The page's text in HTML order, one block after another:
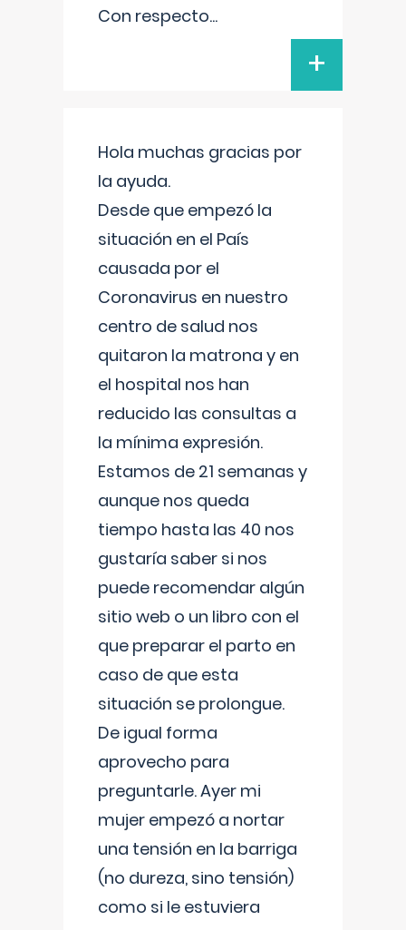
Con respecto...
+
Hola muchas gracias por
la ayuda.
Desde que empezó la
situación en el País
causada por el
Coronavirus en nuestro
centro de salud nos
quitaron la matrona y en
el hospital nos han
reducido las consultas a
la mínima expresión.
Estamos de 21 semanas y
aunque nos queda
tiempo hasta las 40 nos
gustaría saber si nos
puede recomendar algún
sitio web o un libro con el
que preparar el parto en
caso de que esta
situación se prolongue.
De igual forma
aprovecho para
preguntarle. Ayer mi
mujer empezó a nortar
una tensión en la barriga
(no dureza, sino tensión)
como si le estuviera